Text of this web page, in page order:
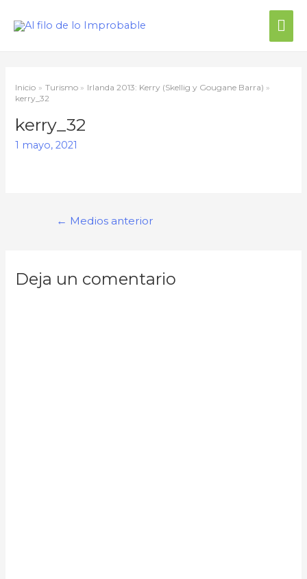
Inicio Turismo
Irlanda 2013: Kerry (Skellig y Gougane Barra)
kerry_32
kerry_32
1 mayo, 2021
← Medios anterior
Deja un comentario